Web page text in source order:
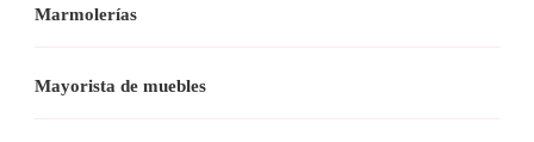
Marmolerías
Mayorista de muebles